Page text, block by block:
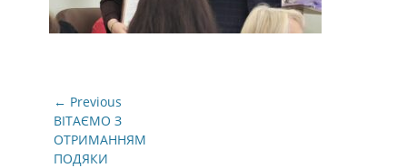
Навігація
записів
← Previous
Previous
post:
ВІТАЄМО З
ОТРИМАННЯМ
ПОДЯКИ